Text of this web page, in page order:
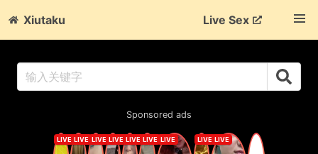
Xiutaku Live Sex
Sponsored ads